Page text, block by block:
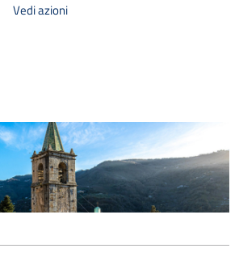
Vedi azioni